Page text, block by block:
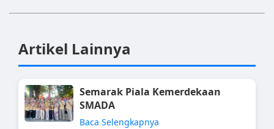
Artikel Lainnya
Semarak Piala Kemerdekaan
SMADA
Baca Selengkapnya